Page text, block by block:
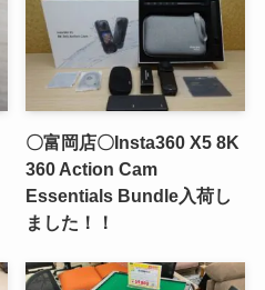
〇富岡店〇Insta360 X5 8K
360 Action Cam
Essentials Bundle入荷し
ました！！